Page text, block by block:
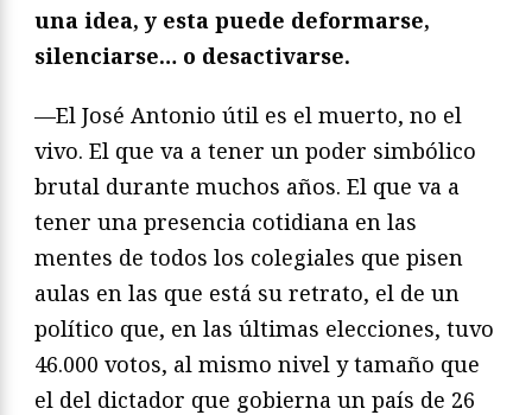
una idea, y esta puede deformarse,
silenciarse… o desactivarse.
—El José Antonio útil es el muerto, no el
vivo. El que va a tener un poder simbólico
brutal durante muchos años. El que va a
tener una presencia cotidiana en las
mentes de todos los colegiales que pisen
aulas en las que está su retrato, el de un
político que, en las últimas elecciones, tuvo
46.000 votos, al mismo nivel y tamaño que
el del dictador que gobierna un país de 26